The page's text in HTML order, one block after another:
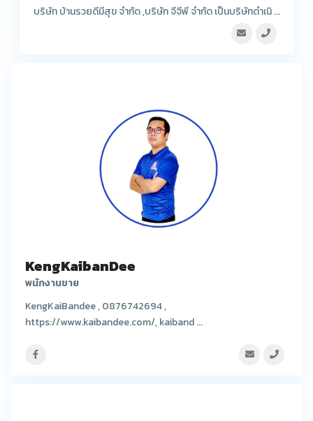
บริษัท บ้านรวยดีมีสุข จำกัด ,บริษัท จีจีพี จำกัด เป็นบริษัทดำเนิ ...
KengKaibanDee
พนักงานขาย
KengKaiBandee , 0876742694 ,
https://www.kaibandee.com/, kaiband ...